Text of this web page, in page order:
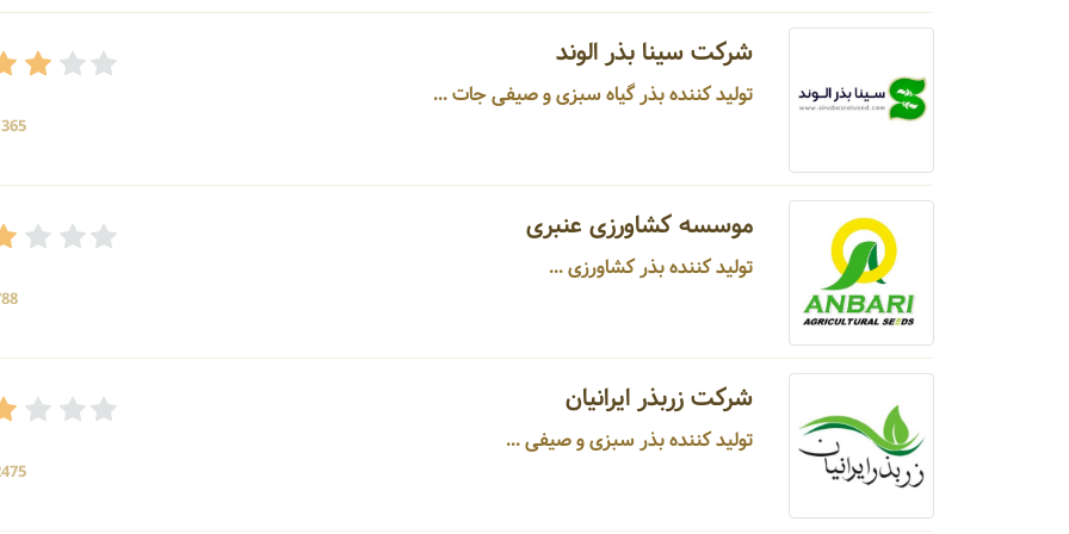
شرکت سینا بذر الوند
تولید کننده بذر گیاه سبزی و صیفی جات ...
1365
موسسه کشاورزی عنبری
تولید کننده بذر کشاورزی ...
788
شرکت زربذر ایرانیان
تولید کننده بذر سبزی و صیفی ...
2475